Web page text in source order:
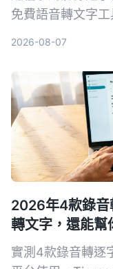
免費語音轉文字
2026-08-07
2026年4款錄音
轉文字，還能幫
實測4款錄音轉逐